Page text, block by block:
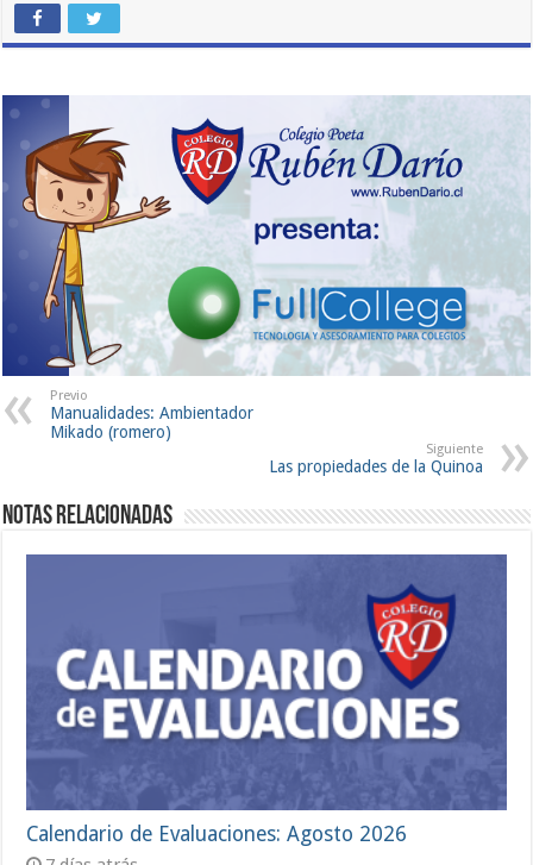
Previo
Manualidades: Ambientador
Mikado (romero)
Siguiente
Las propiedades de la Quinoa
Notas Relacionadas
Calendario de Evaluaciones: Agosto 2026